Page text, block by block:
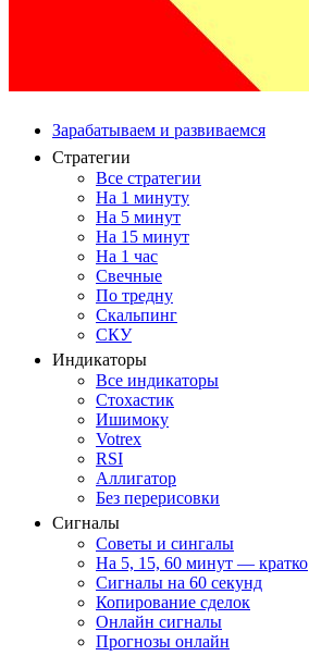
Зарабатываем и развиваемся
Стратегии
Все стратегии
На 1 минуту
На 5 минут
На 15 минут
На 1 час
Свечные
По тредну
Скальпинг
СКУ
Индикаторы
Все индикаторы
Стохастик
Ишимоку
Votrex
RSI
Аллигатор
Без перерисовки
Сигналы
Советы и сингалы
На 5, 15, 60 минут — кратко
Сигналы на 60 секунд
Копирование сделок
Онлайн сигналы
Прогнозы онлайн